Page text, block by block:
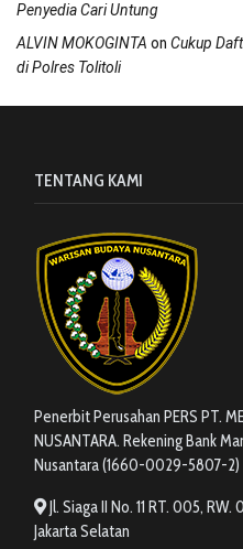
Penyedia Cari Untung
ALVIN MOKOGINTA on Cukup
di Polres Tolitoli
TENTANG KAMI
Penerbit Perusahan PERS PT.
NUSANTARA. Rekening Bank
Nusantara (1660-0029-5807-2)
Jl. Siaga II No. 11 RT. 005,
Jakarta Selatan